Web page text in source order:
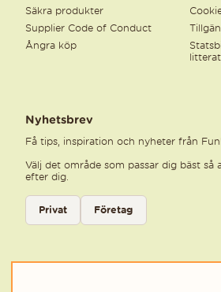
Säkra produkter
Supplier Code of Conduct
Ångra köp
Nyhetsbrev
Få tips, inspiration och nyheter från
Välj det område som passar dig bäst så
efter dig.
Välj kategori för nyhetsbrev
Privat
Företag